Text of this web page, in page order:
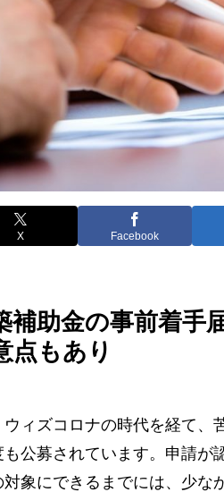
X Facebook
補助金の事前着手
点もあり
ィズコロナの時代を経て
公募されています。申請が
象にできるまでには、少な